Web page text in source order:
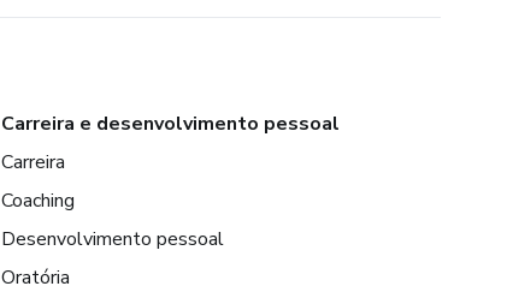
Carreira e desenvolvimento pessoal
Carreira
Coaching
Desenvolvimento pessoal
Oratória